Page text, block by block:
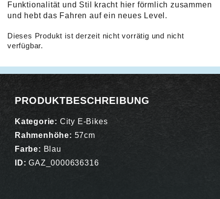
Funktionalität und Stil kracht hier förmlich zusammen
und hebt das Fahren auf ein neues Level.
Dieses Produkt ist derzeit nicht vorrätig und nicht
verfügbar.
PRODUKTBESCHREIBUNG
Kategorie: City E-Bikes
Rahmenhöhe: 57cm
Farbe: Blau
ID: GAZ_0000636316